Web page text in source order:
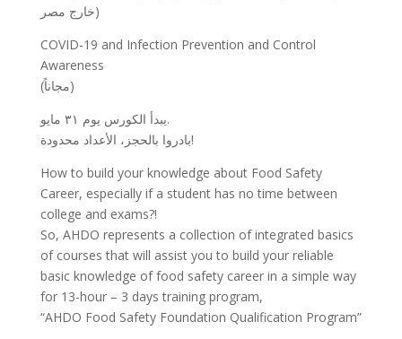
خارج مصر)
COVID-19 and Infection Prevention and Control
Awareness
(مجاناً)
يبدأ الكورس يوم ٣١ مايو.
بادروا بالحجز، الأعداد محدودة!
How to build your knowledge about Food Safety
Career, especially if a student has no time between
college and exams?!
So, AHDO represents a collection of integrated basics
of courses that will assist you to build your reliable
basic knowledge of food safety career in a simple way
for 13-hour – 3 days training program,
“AHDO Food Safety Foundation Qualification Program”